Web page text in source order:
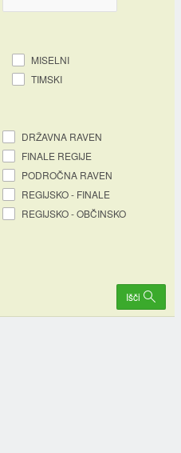
MISELNI
TIMSKI
DRŽAVNA RAVEN
FINALE REGIJE
PODROČNA RAVEN
REGIJSKO - FINALE
REGIJSKO - OBČINSKO
Išči